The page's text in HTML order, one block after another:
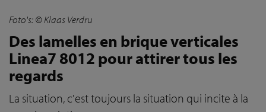
Foto's: © Klaas Verdru
Des lamelles en brique verticales
Linea7 8012 pour attirer tous les
regards
La situation, c'est toujours la situation qui incite à la